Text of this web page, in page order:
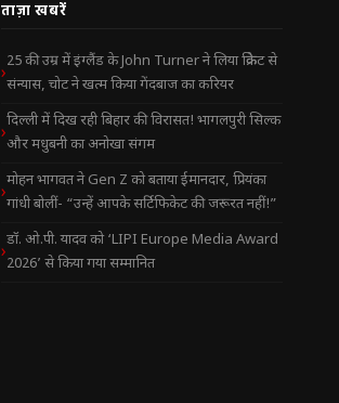
ताज़ा खबरें
25 की उम्र में इंग्लैंड के John Turner ने लिया क्रिकेट से
संन्यास, चोट ने खत्म किया गेंदबाज का करियर
दिल्ली में दिख रही बिहार की विरासत! भागलपुरी सिल्क
और मधुबनी का अनोखा संगम
मोहन भागवत ने Gen Z को बताया ईमानदार, प्रियंका
गांधी बोलीं- “उन्हें आपके सर्टिफिकेट की जरूरत नहीं!”
डॉ. ओ.पी. यादव को ‘LIPI Europe Media Award
2026’ से किया गया सम्मानित